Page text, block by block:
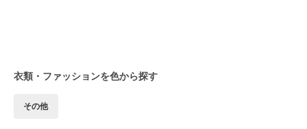
衣類・ファッションを色から探す
その他